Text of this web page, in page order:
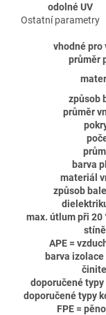
odolné UV
Ostatní parametry
vhodné pro
průměr
způsob
průměr
barva
materiál
způsob
max. útlum při 20
APE =
barva
doporučené
doporučené typy
FPE =